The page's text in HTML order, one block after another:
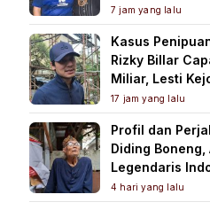
Farhati, Ungkap
Perjalanan
Bersama
7 jam yang lalu
Kasus
Rizky Billar
Miliar, Lesti
Kesal
17 jam yang lalu
Profil dan
Diding
Legendaris
Meninggal Dunia
4 hari yang lalu